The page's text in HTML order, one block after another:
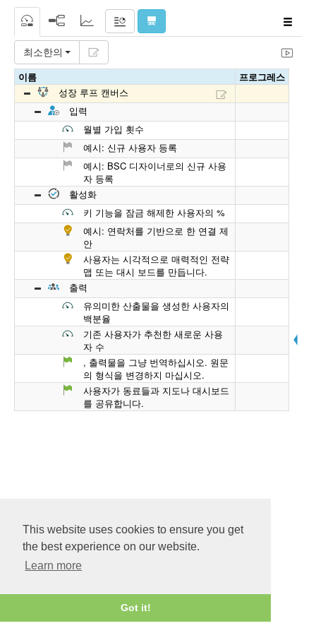
This website uses cookies to ensure you get
the best experience on our website.
Learn more
Got it!
최소한의
이름
프로그레스
성장 루프 캔버스
입력
월별 가입 횟수
예시: 신규 사용자 등록
예시: BSC 디자이너로의 신규 사용
자 등록
활성화
키 기능을 잠금 해제한 사용자의 %
예시: 연락처를 기반으로 한 연결 제
안
사용자는 시각적으로 매력적인 전략
맵 또는 대시 보드를 만듭니다.
출력
유의미한 산출물을 생성한 사용자의
백분율
기존 사용자가 추천한 새로운 사용
자 수
, 출력물을 그냥 번역하십시오. 원문
의 형식을 변경하지 마십시오.
사용자가 동료들과 지도나 대시보드
를 공유합니다.